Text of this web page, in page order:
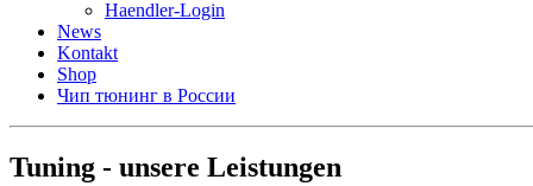
Haendler-Login
News
Kontakt
Shop
Чип тюнинг в России
Tuning - unsere Leistungen